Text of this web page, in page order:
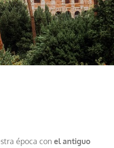
época conel antiguo